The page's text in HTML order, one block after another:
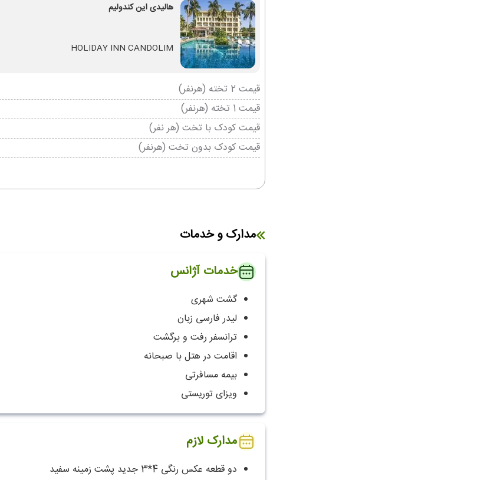
هالیدی این کندولیم
HOLIDAY INN CANDOLIM
قیمت 2 تخته (هرنفر)
قیمت 1 تخته (هرنفر)
قیمت کودک با تخت (هر نفر)
قیمت کودک بدون تخت (هرنفر)
مدارک و خدمات
خدمات آژانس
گشت شهری
لیدر فارسی زبان
ترانسفر رفت و برگشت
اقامت در هتل با صبحانه
بیمه مسافرتی
ویزای توریستی
مدارک لازم
دو قطعه عکس رنگی 4*3 جدید پشت زمینه سفید